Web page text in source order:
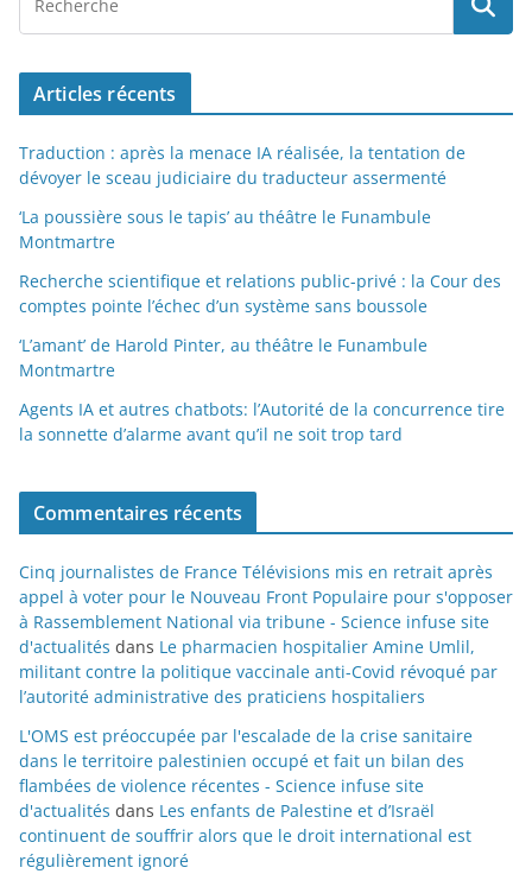
Articles récents
Traduction : après la menace IA réalisée, la tentation de
dévoyer le sceau judiciaire du traducteur assermenté
‘La poussière sous le tapis’ au théâtre le Funambule
Montmartre
Recherche scientifique et relations public-privé : la Cour des
comptes pointe l’échec d’un système sans boussole
‘L’amant’ de Harold Pinter, au théâtre le Funambule
Montmartre
Agents IA et autres chatbots: l’Autorité de la concurrence tire
la sonnette d’alarme avant qu’il ne soit trop tard
Commentaires récents
Cinq journalistes de France Télévisions mis en retrait après
appel à voter pour le Nouveau Front Populaire pour s'opposer
à Rassemblement National via tribune - Science infuse site
d'actualités dans Le pharmacien hospitalier Amine Umlil,
militant contre la politique vaccinale anti-Covid révoqué par
l’autorité administrative des praticiens hospitaliers
L'OMS est préoccupée par l'escalade de la crise sanitaire
dans le territoire palestinien occupé et fait un bilan des
flambées de violence récentes - Science infuse site
d'actualités dans Les enfants de Palestine et d’Israël
continuent de souffrir alors que le droit international est
régulièrement ignoré